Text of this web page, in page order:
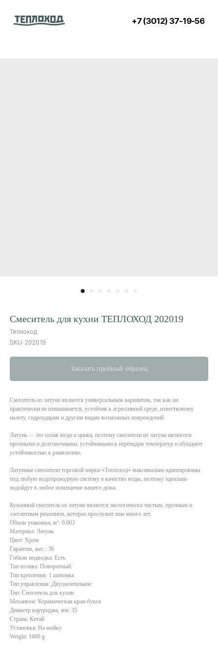
Смеситель для кухни ТЕПЛОХОД 202019
Теплоход
SKU: 202019
Заказать пробный образец
Смеситель из латуни является универсальным вариантом, так как он
практически не изнашивается, устойчив к агрессивной среде, известковому
налету, гидроударам и другим видам возможных повреждений.
Латунь — это сплав меди и цинка, поэтому смесители из латуни являются
прочными и долговечными, устойчивыми к перепадам температур и обладают
устойчивостью к ржавлению.
Латунные смесители торговой марки «Теплоход» максимально адаптированы
под любую водопроводную систему и качество воды, поэтому идеально
подойдут в любое помещение вашего дома.
Кухонный смеситель из латуни является экологически чистым, прочным и
элегантным решением, которое прослужит вам много лет.
Объем упаковки, м³: 0.003
Материал: Латунь
Цвет: Хром
Гарантия, мес.: 36
Гибкая подводка: Есть
Тип излива: Поворотный
Тип крепления: 1 шпилька
Тип управления: Двухвентильное
Тип: Смеситель для кухни
Механизм: Керамическая кран-букса
Диаметр картриджа, мм: 35
Страна: Китай
Установка: На мойку
Weight: 1600 g